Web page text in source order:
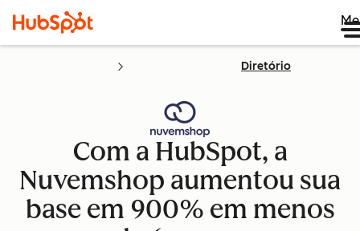
Diretório
Com a HubSpot, a
Nuvemshop aumentou sua
base em 900% em menos